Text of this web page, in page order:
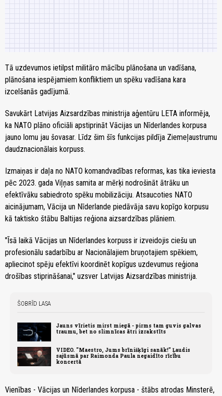
Tā uzdevumos ietilpst militāro mācību plānošana un vadīšana,
plānošana iespējamiem konfliktiem un spēku vadīšana kara
izcelšanās gadījumā.
Savukārt Latvijas Aizsardzības ministrija aģentūru LETA informēja,
ka NATO plāno oficiāli apstiprināt Vācijas un Nīderlandes korpusa
jauno lomu jau šovasar. Līdz šim šīs funkcijas pildīja Ziemeļaustrumu
daudznacionālais korpuss.
Izmaiņas ir daļa no NATO komandvadības reformas, kas tika ieviesta
pēc 2023. gada Viļņas samita ar mērķi nodrošināt ātrāku un
efektīvāku sabiedroto spēku mobilizāciju. Atsaucoties NATO
aicinājumam, Vācija un Nīderlande piedāvāja savu kopīgo korpusu
kā taktisko štābu Baltijas reģiona aizsardzības plāniem.
"Īsā laikā Vācijas un Nīderlandes korpuss ir izveidojis ciešu un
profesionālu sadarbību ar Nacionālajiem bruņotajiem spēkiem,
apliecinot spēju efektīvi koordinēt kopīgus uzdevumus reģiona
drošības stiprināšanai," uzsver Latvijas Aizsardzības ministrija.
ŠOBRĪD LASA
Jauns vīrietis mirst miegā - pirms tam guvis galvas
traumu, bet no slimnīcas ātri izrakstīts
VIDEO. "Maestro, Jums brīnišķīgi sanāk!" Ļaudis
sajūsmā par Raimonda Paula negaidīto rīcību
koncertā
Vienības - Vācijas un Nīderlandes korpusa - štābs atrodas Minsterē,